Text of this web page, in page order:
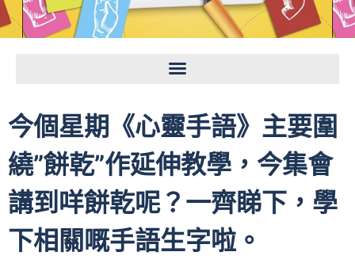
今個星期《心靈手語》主要圍
繞”餅乾”作延伸教學，今集會
講到咩餅乾呢？一齊睇下，學
下相關嘅手語生字啦。